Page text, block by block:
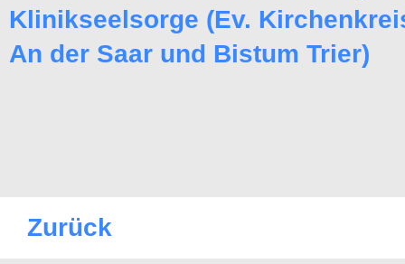
Klinikseelsorge (Ev.
An der Saar und Bistum Trier)
Zurück